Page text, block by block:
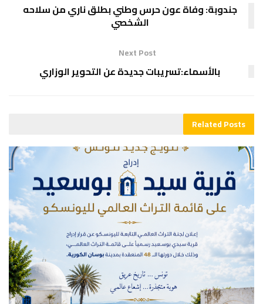
جندوبة: وفاة عون حرس وطني بطلق ناري من سلاحه
الشخصي
Next Post
بالأسماء:تسريبات جديدة عن التحوير الوزاري
RelatedPosts